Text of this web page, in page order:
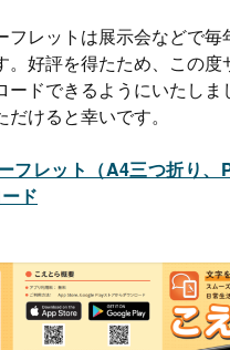
フレットは展示会などで毎
。好評を得たため、この度
ードできるようにいたしま
けると幸いです。
フレット（A4三つ折り、
ド